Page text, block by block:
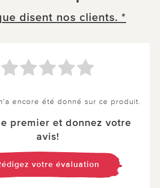
disent nos clients. *
encore été donné sur ce produit.
premier et donnez votre
avis!
votre évaluation